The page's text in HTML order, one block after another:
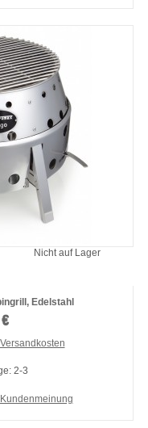
Nicht auf Lager
Edelstahl
Versandkosten
2-3